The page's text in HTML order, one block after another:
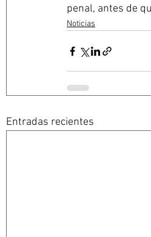
penal, antes de
Noticias
Entradas recientes